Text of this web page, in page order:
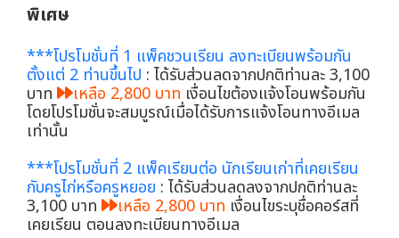
พิเศษ
***โปรโมชั่นที่ 1 แพ็คชวนเรียน ลงทะเบียนพร้อมกัน
ตั้งแต่ 2 ท่านขึ้นไป : ได้รับส่วนลดจากปกติท่านละ 3,100
บาท เหลือ 2,800 บาท เงื่อนไขต้องแจ้งโอนพร้อมกัน
โดยโปรโมชั่นจะสมบูรณ์เมื่อได้รับการแจ้งโอนทางอีเมล
เท่านั้น
***โปรโมชั่นที่ 2 แพ็คเรียนต่อ นักเรียนเก่าที่เคยเรียน
กับครูไก่หรือครูหยอย : ได้รับส่วนลดลงจากปกติท่านละ
3,100 บาท เหลือ 2,800 บาท เงื่อนไขระบุชื่อคอร์สที่
เคยเรียน ตอนลงทะเบียนทางอีเมล